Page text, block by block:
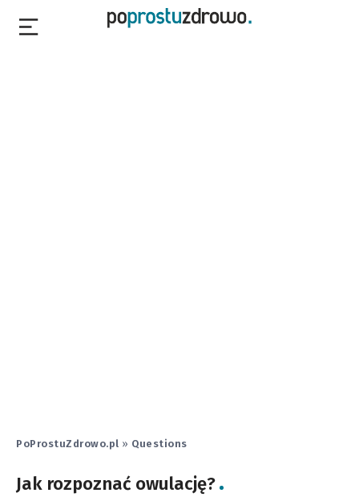
PoProstuZdrowo.pl » Questions
Jak rozpoznać owulację?